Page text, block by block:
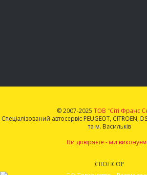
© 2007-2025 ТОВ "Сіті Франс
Спеціалізований автосервіс PEUGEOT, CITROEN,
та м. Васильків
Ви довіряєте - ми
СПОНСОР